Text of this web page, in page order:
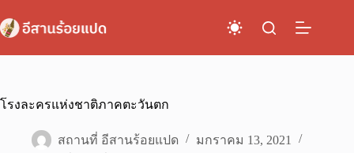
to
content
โรงละครแห่งชาติภาคตะวันตก
สถานที่ อีสานร้อยแปด
มกราคม 13, 2021